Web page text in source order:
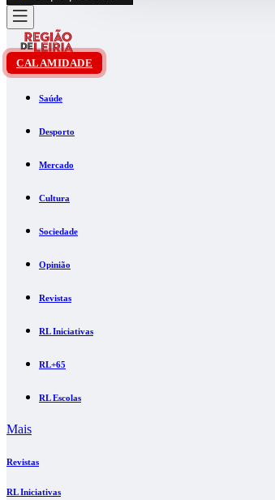
CALAMIDADE
Saúde
Desporto
Mercado
Cultura
Sociedade
Opinião
Revistas
RL Iniciativas
RL+65
RL Escolas
Mais
Revistas
RL Iniciativas